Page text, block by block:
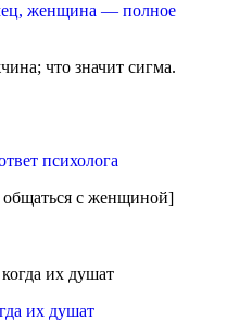
женщина — полное
что значит сигма.
психолога
общаться с женщиной]
их душат